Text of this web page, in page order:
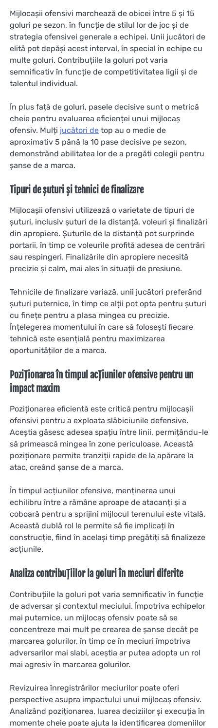
Mijlocașii ofensivi marchează de obicei între 5 și 15
goluri pe sezon, în funcție de stilul lor de joc și de
strategia ofensivei generale a echipei. Unii jucători de
elită pot depăși acest interval, în special în echipe cu
multe goluri. Contribuțiile la goluri pot varia
semnificativ în funcție de competitivitatea ligii și de
talentul individual.
În plus față de goluri, pasele decisive sunt o metrică
cheie pentru evaluarea eficienței unui mijlocaș
ofensiv. Mulți jucători de top au o medie de
aproximativ 5 până la 10 pase decisive pe sezon,
demonstrând abilitatea lor de a pregăti colegii pentru
șanse de a marca.
Tipuri de șuturi și tehnici de finalizare
Mijlocașii ofensivi utilizează o varietate de tipuri de
șuturi, inclusiv șuturi de la distanță, voleuri și finalizări
din apropiere. Șuturile de la distanță pot surprinde
portarii, în timp ce voleurile profită adesea de centrări
sau respingeri. Finalizările din apropiere necesită
precizie și calm, mai ales în situații de presiune.
Tehnicile de finalizare variază, unii jucători preferând
șuturi puternice, în timp ce alții pot opta pentru șuturi
cu finețe pentru a plasa mingea cu precizie.
Înțelegerea momentului în care să folosești fiecare
tehnică este esențială pentru maximizarea
oportunităților de a marca.
Poziționarea în timpul acțiunilor ofensive pentru un
impact maxim
Poziționarea eficientă este critică pentru mijlocașii
ofensivi pentru a exploata slăbiciunile defensive.
Aceștia găsesc adesea spațiu între linii, permițându-le
să primească mingea în zone periculoase. Această
poziționare permite tranziții rapide de la apărare la
atac, creând șanse de a marca.
În timpul acțiunilor ofensive, menținerea unui
echilibru între a rămâne aproape de atacanți și a
coboară pentru a sprijini mijlocul terenului este vitală.
Această dublă rol le permite să fie implicați în
construcție, fiind în același timp pregătiți să finalizeze
acțiunile.
Analiza contribuțiilor la goluri în meciuri diferite
Contribuțiile la goluri pot varia semnificativ în funcție
de adversar și contextul meciului. Împotriva echipelor
mai puternice, un mijlocaș ofensiv poate să se
concentreze mai mult pe crearea de șanse decât pe
marcarea golurilor, în timp ce în meciuri împotriva
adversarilor mai slabi, aceștia ar putea adopta un rol
mai agresiv în marcarea golurilor.
Revizuirea înregistrărilor meciurilor poate oferi
perspective asupra impactului unui mijlocaș ofensiv.
Analizând poziționarea, luarea deciziilor și execuția în
momente cheie poate ajuta la identificarea domeniilor